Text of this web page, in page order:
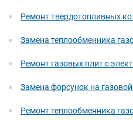
Ремонт твердотопливных
Замена теплообменника
Ремонт газовых плит с
Замена форсунок на газовой
Ремонт теплообменника